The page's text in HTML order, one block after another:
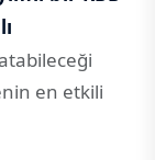
en etkili